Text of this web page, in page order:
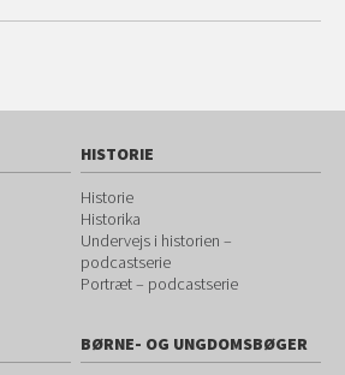
HISTORIE
Historie
Historika
Undervejs i historien –
podcastserie
Portræt – podcastserie
BØRNE- OG UNGDOMSBØGER